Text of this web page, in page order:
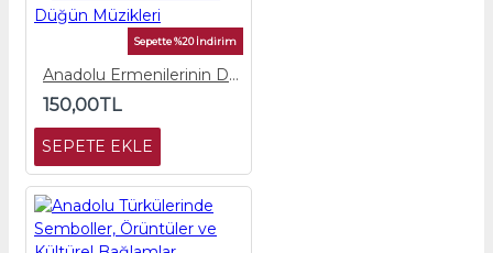
Sepette %20 İndirim
Anadolu Ermenilerinin Düğün Müzikleri
150,00TL
SEPETE EKLE